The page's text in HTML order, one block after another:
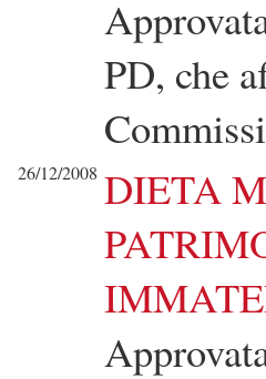
PD, che
26/12/2008 DIETA